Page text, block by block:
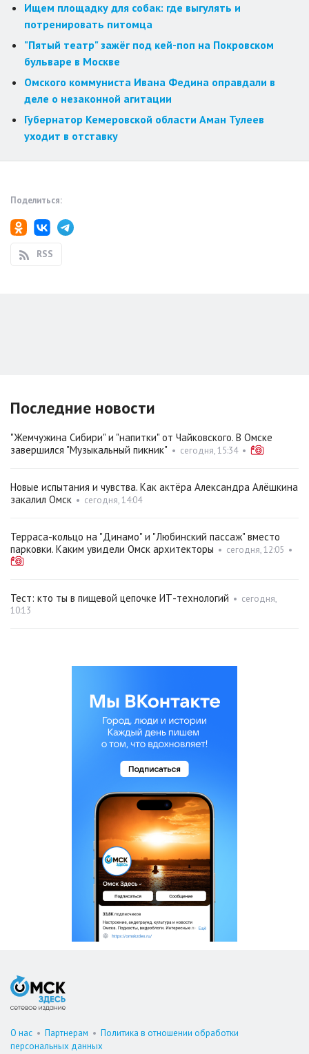
Ищем площадку для собак: где выгулять и
потренировать питомца
"Пятый театр" зажёг под кей-поп на Покровском
бульваре в Москве
Омского коммуниста Ивана Федина оправдали в
деле о незаконной агитации
Губернатор Кемеровской области Аман Тулеев
уходит в отставку
Поделиться:
RSS
Последние новости
"Жемчужина Сибири" и "напитки" от Чайковского. В Омске
завершился "Музыкальный пикник" • сегодня, 15:34•
Новые испытания и чувства. Как актёра Александра Алёшкина
закалил Омск • сегодня, 14:04
Терраса-кольцо на "Динамо" и "Любинский пассаж" вместо
парковки. Каким увидели Омск архитекторы • сегодня, 12:05 •
Тест: кто ты в пищевой цепочке ИТ-технологий • сегодня,
10:13
О нас • Партнерам • Политика в отношении обработки
персональных данных